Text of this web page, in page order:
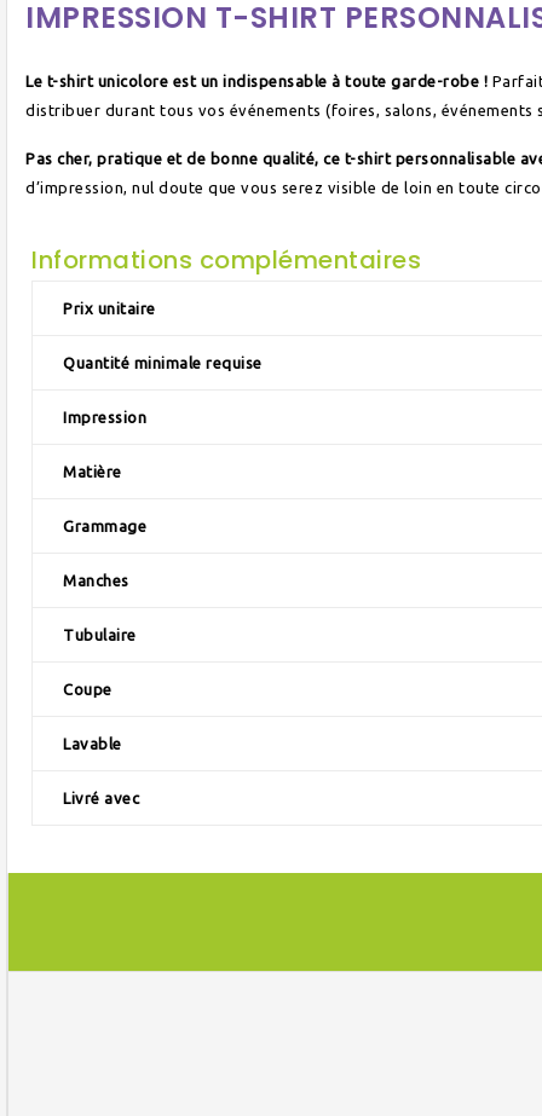
IMPRESSION T-SHIRT
Le t-shirt unicolore est un indispensable à toute garde-robe !
distribuer durant tous vos événements (foires, salons,
Pas cher, pratique et de bonne qualité, ce t-shirt personnalisable
d’impression, nul doute que vous serez visible de loin en toute
Informations complémentaires
Prix unitaire
Quantité minimale requise
Impression
Matière
Grammage
Manches
Tubulaire
Coupe
Lavable
Livré avec